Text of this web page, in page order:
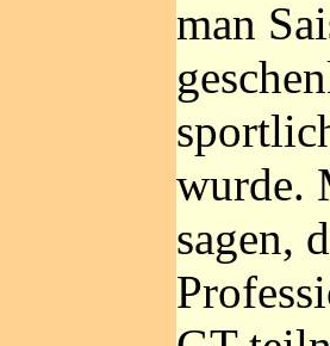
man
wurde.
sagen,